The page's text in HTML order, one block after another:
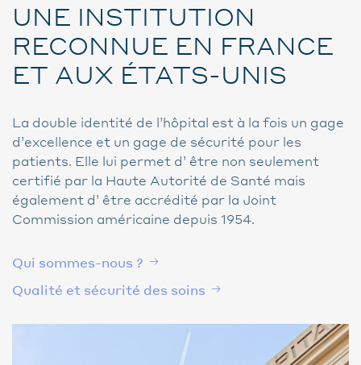
UNE INSTITUTION
RECONNUE EN FRANCE
ET AUX ÉTATS-UNIS
La double identité de l’hôpital est à la fois un gage
d’excellence et un gage de sécurité pour les
patients. Elle lui permet d’ être non seulement
certifié par la Haute Autorité de Santé mais
également d’ être accrédité par la Joint
Commission américaine depuis 1954.
Qui sommes-nous ?
Qualité et sécurité des soins